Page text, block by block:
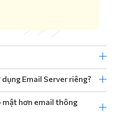
Email Server riêng?
mật hơn email thông